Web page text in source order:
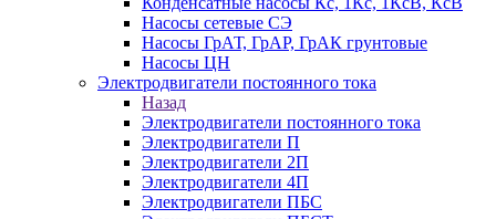
Насосы сетевые СЭ
Насосы ГрАТ, ГрАР, ГрАК грунтовые
Насосы ЦН
Электродвигатели постоянного тока
Назад
Электродвигатели постоянного тока
Электродвигатели П
Электродвигатели 2П
Электродвигатели 4П
Электродвигатели ПБС